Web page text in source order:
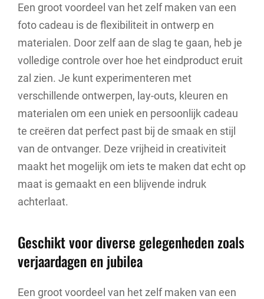
Een groot voordeel van het zelf maken van een
foto cadeau is de flexibiliteit in ontwerp en
materialen. Door zelf aan de slag te gaan, heb je
volledige controle over hoe het eindproduct eruit
zal zien. Je kunt experimenteren met
verschillende ontwerpen, lay-outs, kleuren en
materialen om een uniek en persoonlijk cadeau
te creëren dat perfect past bij de smaak en stijl
van de ontvanger. Deze vrijheid in creativiteit
maakt het mogelijk om iets te maken dat echt op
maat is gemaakt en een blijvende indruk
achterlaat.
Geschikt voor diverse gelegenheden zoals
verjaardagen en jubilea
Een groot voordeel van het zelf maken van een